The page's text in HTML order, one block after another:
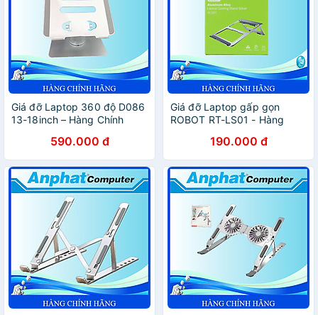
Giá đỡ Laptop 360 độ D086
13-18inch – Hàng Chính
590.000 đ
Giá đỡ Laptop gấp gọn
ROBOT RT-LS01 - Hàng
190.000 đ